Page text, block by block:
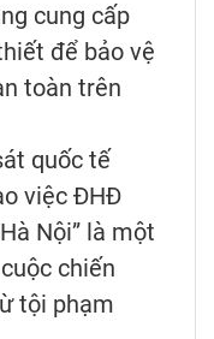
cung cấp
để bảo vệ
toàn trên
quốc tế
việc ĐHĐ
Nội” là một
chiến
tội phạm